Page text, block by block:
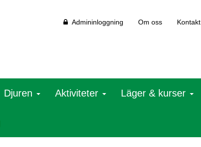
Admininloggning Om oss Kontakt
Djuren Aktiviteter Läger & kurser